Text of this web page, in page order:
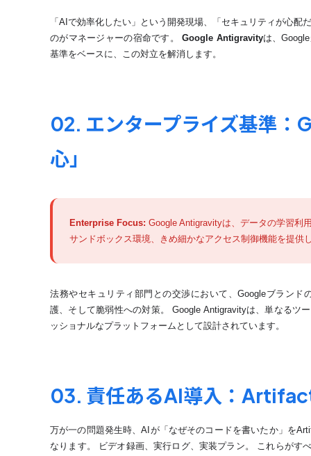
「AIで効率化したい」という開発現場、「セキュリティが心
のがマネージャーの宿命です。Google Antigravityは、
基準をベースに、この対立を解消します。
02. エンタープライズ基準
心」
Enterprise Focus: Google Antigravityは、データの学習利
サンドボックス環境、きめ細かなアクセス制御機能を提供
法務やセキュリティ部門との交渉において、Googleブラン
護、そして脆弱性への対策。 Google Antigravityは、単なるツ
ッショナルなプラットフォームとして設計されています。
03. 責任あるAI導入：
万が一の問題発生時、AIが「なぜそのコードを書いたか」を
なります。 ビデオ録画、実行ログ、実装プラン。 これらがす